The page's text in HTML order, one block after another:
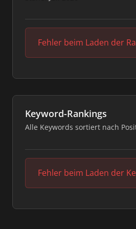
Fehler beim Laden der
Keyword-Rankings
Alle Keywords sortiert nach
Fehler beim Laden der